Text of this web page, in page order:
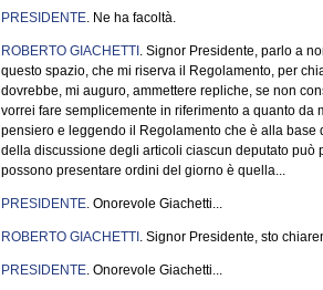
PRESIDENTE. Ne ha facoltà.
ROBERTO GIACHETTI . Signor Presidente, parlo a
questo spazio, che mi riserva il Regolamento, per
dovrebbe, mi auguro, ammettere repliche, se non
vorrei fare semplicemente in riferimento a quanto
pensiero e leggendo il Regolamento che è alla
della discussione degli articoli ciascun deputato
possono presentare ordini del giorno è quella...
PRESIDENTE. Onorevole Giachetti...
ROBERTO GIACHETTI . Signor Presidente, sto
PRESIDENTE. Onorevole Giachetti...